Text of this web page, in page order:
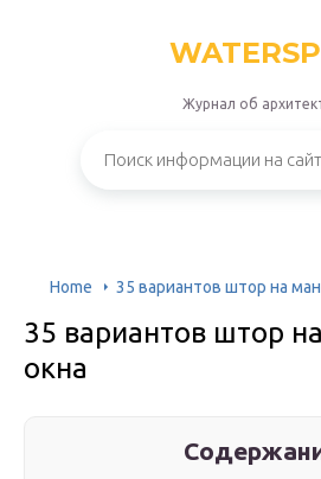
Журнал об
Home 35 вариантов штор на
35 вариантов штор
окна